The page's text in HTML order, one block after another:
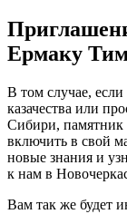
Ермаку
В том случае, если
казачества или
Сибири, памятник
включить в свой
новые знания и
к нам в
Вам так же будет